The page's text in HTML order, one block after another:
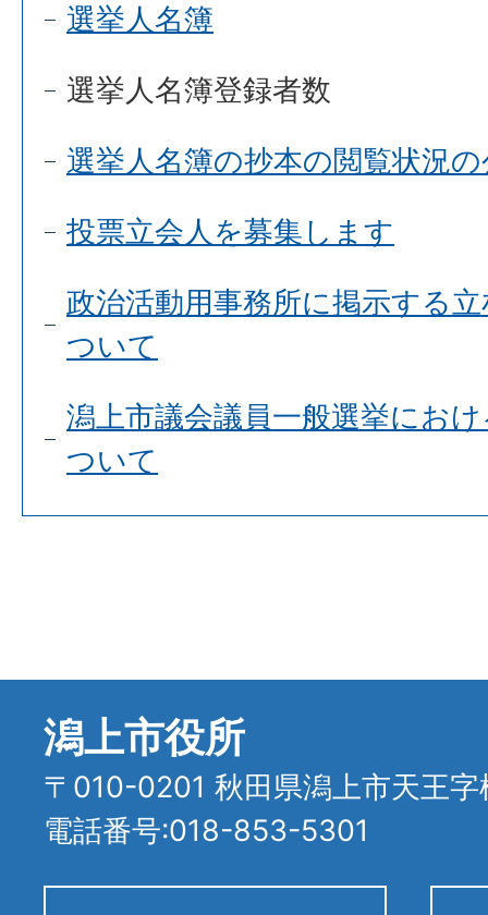
選挙人名簿
選挙人名簿登録者数
選挙人名簿の抄本の閲覧状況
投票立会人を募集します
政治活動用事務所に掲示する
ついて
潟上市議会議員一般選挙にお
ついて
潟上市役所
〒010-0201 秋田県潟上市天王
電話番号:018-853-5301